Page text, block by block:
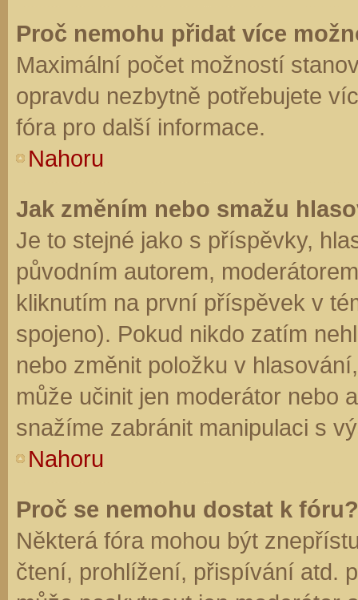
Proč nemohu přidat více
Maximální počet možností
opravdu nezbytně potřebujete
fóra pro další informace.
Nahoru
Jak změním nebo smažu
Je to stejné jako s příspěvky,
původním autorem,
kliknutím na první příspěvek v
spojeno). Pokud nikdo zatím
nebo změnit položku v
může učinit jen moderátor nebo
snažíme zabránit manipulaci s
Nahoru
Proč se nemohu dostat k fóru?
Některá fóra mohou být
čtení, prohlížení, přispívání atd.